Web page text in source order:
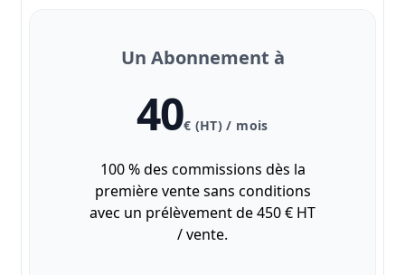
Un Abonnement à
40€ (HT) / mois
100 % des commissions dès la
première vente sans conditions
avec un prélèvement de 450 € HT
/ vente.